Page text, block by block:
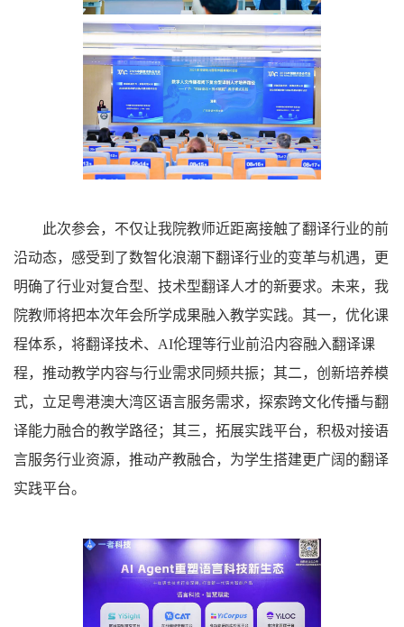
此次参会，不仅让我院教师近距离接触了翻译行业的前
沿动态，感受到了数智化浪潮下翻译行业的变革与机遇，更
明确了行业对复合型、技术型翻译人才的新要求。未来，我
院教师将把本次年会所学成果融入教学实践。其一，优化课
程体系，将翻译技术、AI伦理等行业前沿内容融入翻译课
程，推动教学内容与行业需求同频共振；其二，创新培养模
式，立足粤港澳大湾区语言服务需求，探索跨文化传播与翻
译能力融合的教学路径；其三，拓展实践平台，积极对接语
言服务行业资源，推动产教融合，为学生搭建更广阔的翻译
实践平台。